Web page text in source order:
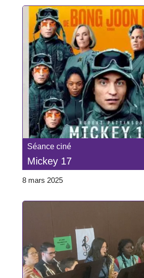
Séance ciné
Mickey 17
8 mars 2025